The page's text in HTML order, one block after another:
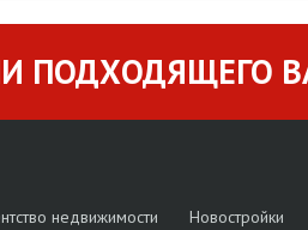
ПОДХОДЯЩЕГО
недвижимости Новостройки